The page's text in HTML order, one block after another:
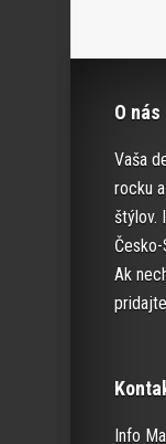
O nás
Vaša
rocku
štýlov.
Ak
Info